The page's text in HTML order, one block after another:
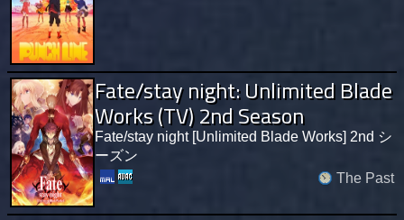
Fate/stay night: Unlimited Blade
Works (TV) 2nd Season
Fate/stay night [Unlimited Blade Works] 2nd シ
ーズン
The Past